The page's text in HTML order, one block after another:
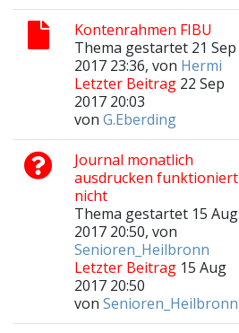
Kontenrahmen FIBU
Thema gestartet 21 Sep
2017 23:36, von Hermi
Letzter Beitrag 22 Sep
2017 20:03
von G.Eberding
Journal monatlich
ausdrucken funktioniert
nicht
Thema gestartet 15 Aug
2017 20:50, von
Senioren_Heilbronn
Letzter Beitrag 15 Aug
2017 20:50
von Senioren_Heilbronn